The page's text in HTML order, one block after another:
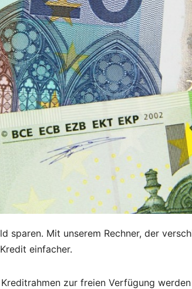
sparen. Mit unserem Rechner, der
einfacher.
zur freien Verfügung